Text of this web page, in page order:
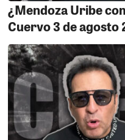
¿Mendoza Uribe
Cuervo 3 de agosto